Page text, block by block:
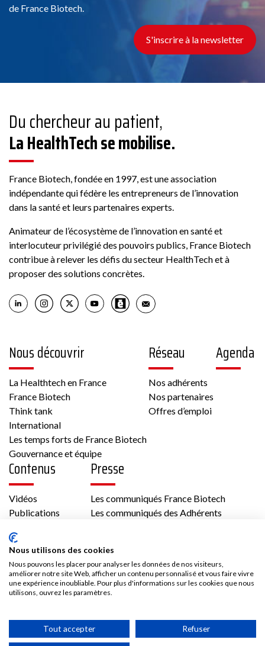
Voir la fiche
Membre France Biotech
ABBACO
178 Rue Grande, 77300 Fontainebleau, France
Membre France Biotech
6 rue Pierre Haret 75009 PARIS France
Autre, Culture cellulaire
Voir la fiche
33 43 av Georges Pompidou 31130 Balma
France
Cardiologie/Vasculaire, Métabolisme,
de France Biotech.
S'inscrire à la newsletter
Du chercheur au patient,
La HealthTech se mobilise.
France Biotech, fondée en 1997, est une association
indépendante qui fédère les entrepreneurs de l’innovation
dans la santé et leurs partenaires experts.
Animateur de l’écosystème de l’innovation en santé et
interlocuteur privilégié des pouvoirs publics, France Biotech
contribue à relever les défis du secteur HealthTech et à
proposer des solutions concrètes.
Nous découvrir
La Healthtech en France
France Biotech
Think tank
International
Les temps forts de France Biotech
Gouvernance et équipe
Réseau
Nos adhérents
Nos partenaires
Offres d’emploi
Agenda
Contenus
Vidéos
Publications
Presse
Les communiqués France Biotech
Les communiqués des Adhérents
Nous rejoindre
Adhésion
Les avantages d’adhérer à France Biotech
Accès adhérent
Nous utilisons des cookies
Nous pouvons les placer pour analyser les données de nos visiteurs,
améliorer notre site Web, afficher un contenu personnalisé et vous faire vivre
une expérience inoubliable. Pour plus d'informations sur les cookies que nous
utilisons, ouvrez les paramètres.
Tout accepter Refuser